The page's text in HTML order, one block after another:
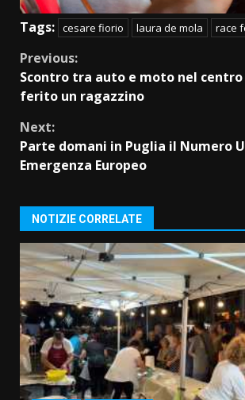
Tags: cesare fiorio laura de mola race
Continue
Reading
Previous:
Scontro tra auto e moto nel centro
ferito un ragazzino
Next:
Parte domani in Puglia il Numero
Emergenza Europeo
NOTIZIE CORRELATE